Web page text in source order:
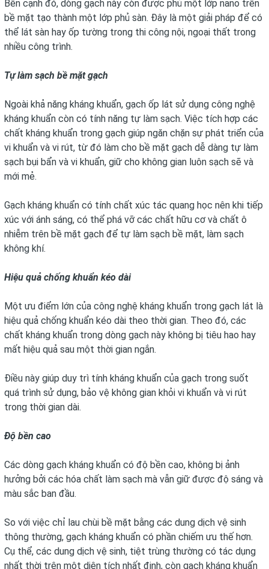
Bên cạnh đó, dòng gạch này còn được phủ một lớp nano trên
bề mặt tạo thành một lớp phủ sàn. Đây là một giải pháp để có
thể lát sàn hay ốp tường trong thi công nội, ngoại thất trong
nhiều công trình.
Tự làm sạch bề mặt gạch
Ngoài khả năng kháng khuẩn, gạch ốp lát sử dụng công nghệ
kháng khuẩn còn có tính năng tự làm sạch. Việc tích hợp các
chất kháng khuẩn trong gạch giúp ngăn chặn sự phát triển của
vi khuẩn và vi rút, từ đó làm cho bề mặt gạch dễ dàng tự làm
sạch bụi bẩn và vi khuẩn, giữ cho không gian luôn sạch sẽ và
mới mẻ.
Gạch kháng khuẩn có tính chất xúc tác quang học nên khi tiếp
xúc với ánh sáng, có thể phá vỡ các chất hữu cơ và chất ô
nhiễm trên bề mặt gạch để tự làm sạch bề mặt, làm sạch
không khí.
Hiệu quả chống khuẩn kéo dài
Một ưu điểm lớn của công nghệ kháng khuẩn trong gạch lát là
hiệu quả chống khuẩn kéo dài theo thời gian. Theo đó, các
chất kháng khuẩn trong dòng gạch này không bị tiêu hao hay
mất hiệu quả sau một thời gian ngắn.
Điều này giúp duy trì tính kháng khuẩn của gạch trong suốt
quá trình sử dụng, bảo vệ không gian khỏi vi khuẩn và vi rút
trong thời gian dài.
Độ bền cao
Các dòng gạch kháng khuẩn có độ bền cao, không bị ảnh
hưởng bởi các hóa chất làm sạch mà vẫn giữ được độ sáng và
màu sắc ban đầu.
So với việc chỉ lau chùi bề mặt bằng các dung dịch vệ sinh
thông thường, gạch kháng khuẩn có phần chiếm ưu thế hơn.
Cụ thể, các dung dịch vệ sinh, tiệt trùng thường có tác dụng
nhất thời trên một diện tích nhất định, còn gạch kháng khuẩn